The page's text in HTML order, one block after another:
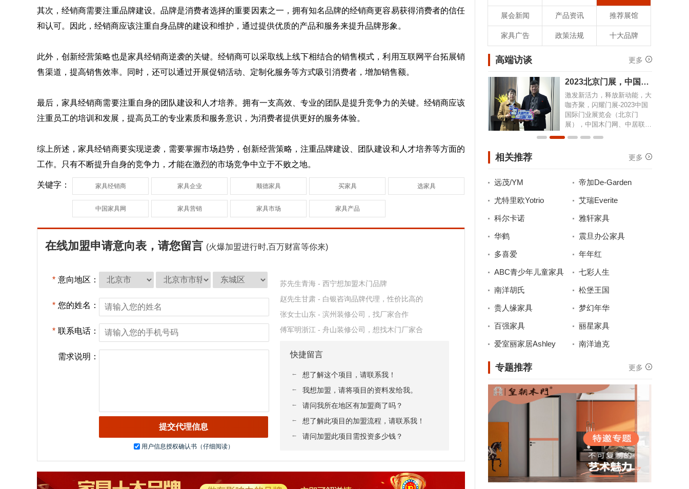
其次，经销商需要注重品牌建设。品牌是消费者选择的重要因素之一，拥有知名品牌的经销商更容易获得消费者的信任
和认可。因此，经销商应该注重自身品牌的建设和维护，通过提供优质的产品和服务来提升品牌形象。
此外，创新经营策略也是家具经销商逆袭的关键。经销商可以采取线上线下相结合的销售模式，利用互联网平台拓展销
售渠道，提高销售效率。同时，还可以通过开展促销活动、定制化服务等方式吸引消费者，增加销售额。
最后，家具经销商需要注重自身的团队建设和人才培养。拥有一支高效、专业的团队是提升竞争力的关键。经销商应该
注重员工的培训和发展，提高员工的专业素质和服务意识，为消费者提供更好的服务体验。
综上所述，家具经销商要实现逆袭，需要掌握市场趋势，创新经营策略，注重品牌建设、团队建设和人才培养等方面的
工作。只有不断提升自身的竞争力，才能在激烈的市场竞争中立于不败之地。
关键字： 家具经销商 家具企业 顺德家具 买家具 选家具
中国家具网 家具营销 家具市场 家具产品
在线加盟申请意向表，请您留言 (火爆加盟进行时,百万财富等你来)
* 意向地区：
* 您的姓名：
* 联系电话：
需求说明：
用户信息授权确认书（仔细阅读）
刘女士江西 - 宜春目前做全屋定制，想找合适
赵先生山西 - 大同设计工作室，找厂家合作。
来苗苗山西 - 长治新开的店，大概90平米，
杨内蒙古 - 呼和浩特新开的店，大概80多平米
陈先生湖南 - 邵阳想增加品牌
张女士湖南 - 长沙想代理木门品牌
乔国军山西 - 运城以前做的别的项目，现在想
冯义传浙江 - 嘉兴想增加品牌
杨兵甘肃 - 庆阳店面100平米，找品牌代
赵先生甘肃 - 白银咨询品牌代理，性价比高的
张女士山东 - 滨州装修公司，找厂家合作
傅军明浙江 - 舟山装修公司，想找木门厂家合
穆先生云南 - 昭通店面200多个平方，入户
王女士山东 - 临沂想找厂家合作拿货
赵兰辉安徽 - 阜阳店面五六百平，做防盗门和
李女士河北 - 沧州店面80多平米，做的定制
刘女士江西 - 宜春目前做全屋定制，想找合适
赵先生山西 - 大同设计工作室，找厂家合作。
王长兴陕西 - 西安想开个店，正在找门店，品
快捷留言
← 想了解这个项目，请联系我！
← 我想加盟，请将项目的资料发给我。
← 请问我所在地区有加盟商了吗？
← 想了解此项目的加盟流程，请联系我！
← 请问加盟此项目需投资多少钱？
展会新闻 产品资讯 推荐展馆
家具广告 政策法规 十大品牌
高端访谈 更多
咖齐聚，闪耀门展-2023中国
国际门业展览会（北京门
展），中国木门网、中居联高
木门营销总监刘志峰。
2023北京门展，中国木
门网专访洋诚智慧
激发新活力，释放新动能，大
咖齐聚，闪耀门展-2023中国
国际门业展览会（北京门
展），中国木门网、中居联高
端访谈栏目专访洋诚智慧木门
相关推荐 更多
远茂/YM 帝加De-Garden
尤特里欧Yotrio 艾瑞Everite
科尔卡诺 雅轩家具
华鹤 震旦办公家具
多喜爱 年年红
ABC青少年儿童家具 七彩人生
南洋胡氏 松堡王国
贵人缘家具 梦幻年华
百强家具 丽星家具
爱室丽家居Ashley 南洋迪克
专题推荐 更多